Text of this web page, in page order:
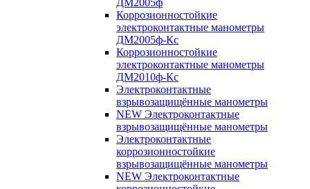
ДМ2005ф
Коррозионностойкие
электроконтактные манометры
ДМ2005ф-Кс
Коррозионностойкие
электроконтактные манометры
ДМ2010ф-Кс
Электроконтактные
взрывозащищённые манометры
NEW Электроконтактные
взрывозащищённые манометры
Электроконтактные
коррозионностойкие
взрывозащищённые манометры
NEW Электроконтактные